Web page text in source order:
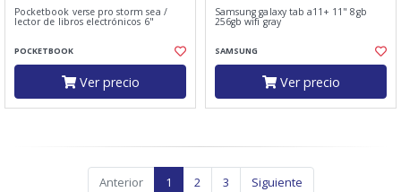
Pocketbook verse pro storm sea /
lector de libros electrónicos 6"
POCKETBOOK
Ver precio
Samsung galaxy tab a11+ 11" 8gb
256gb wifi gray
SAMSUNG
Ver precio
Anterior 1 2 3 Siguiente